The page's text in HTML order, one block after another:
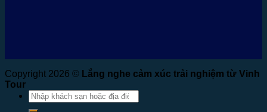
Copyright 2026 © Lắng nghe cảm xúc trải nghiệm từ Vinh
Tour
Tìm
kiếm: